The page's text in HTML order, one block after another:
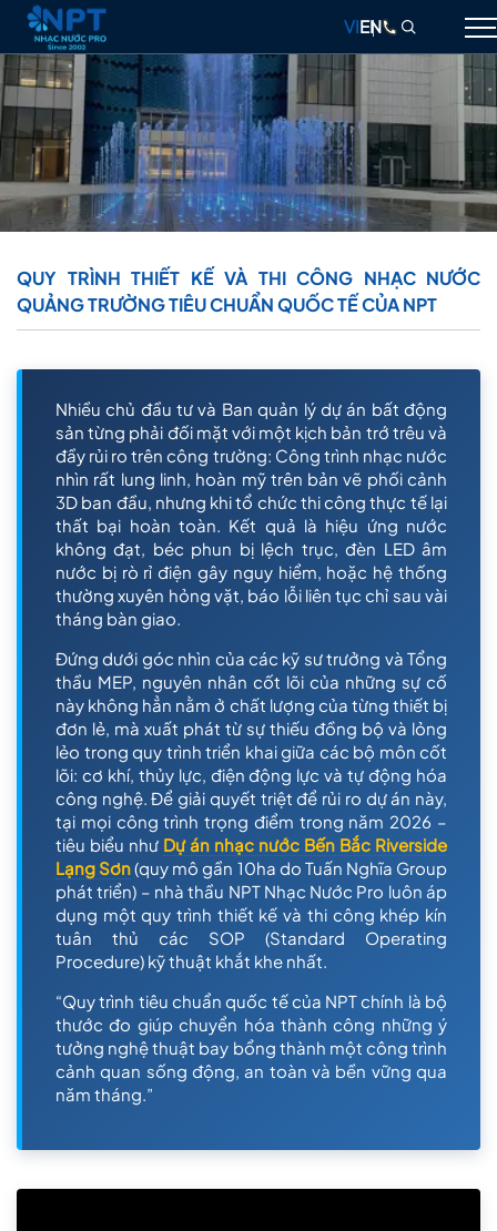
GIỚI THIỆU
NHẠC NƯỚC
ĐÀI PHUN NƯỚC
DỰ ÁN
LIÊN HỆ
VIEN
QUY TRÌNH THIẾT KẾ VÀ THI CÔNG NHẠC NƯỚC
QUẢNG TRƯỜNG TIÊU CHUẨN QUỐC TẾ CỦA NPT
Nhiều chủ đầu tư và Ban quản lý dự án bất động
sản từng phải đối mặt với một kịch bản trớ trêu và
đầy rủi ro trên công trường: Công trình nhạc nước
nhìn rất lung linh, hoàn mỹ trên bản vẽ phối cảnh
3D ban đầu, nhưng khi tổ chức thi công thực tế lại
thất bại hoàn toàn. Kết quả là hiệu ứng nước
không đạt, béc phun bị lệch trục, đèn LED âm
nước bị rò rỉ điện gây nguy hiểm, hoặc hệ thống
thường xuyên hỏng vặt, báo lỗi liên tục chỉ sau vài
tháng bàn giao.
Đứng dưới góc nhìn của các kỹ sư trưởng và Tổng
thầu MEP, nguyên nhân cốt lõi của những sự cố
này không hẳn nằm ở chất lượng của từng thiết bị
đơn lẻ, mà xuất phát từ sự thiếu đồng bộ và lỏng
lẻo trong quy trình triển khai giữa các bộ môn cốt
lõi: cơ khí, thủy lực, điện động lực và tự động hóa
công nghệ. Để giải quyết triệt để rủi ro dự án này,
tại mọi công trình trọng điểm trong năm 2026 –
tiêu biểu như Dự án nhạc nước Bến Bắc Riverside
Lạng Sơn(quy mô gần 10ha do Tuấn Nghĩa Group
phát triển) – nhà thầu NPT Nhạc Nước Pro luôn áp
dụng một quy trình thiết kế và thi công khép kín
tuân thủ các SOP (Standard Operating
Procedure) kỹ thuật khắt khe nhất.
“Quy trình tiêu chuẩn quốc tế của NPT chính là bộ
thước đo giúp chuyển hóa thành công những ý
tưởng nghệ thuật bay bổng thành một công trình
cảnh quan sống động, an toàn và bền vững qua
năm tháng.”